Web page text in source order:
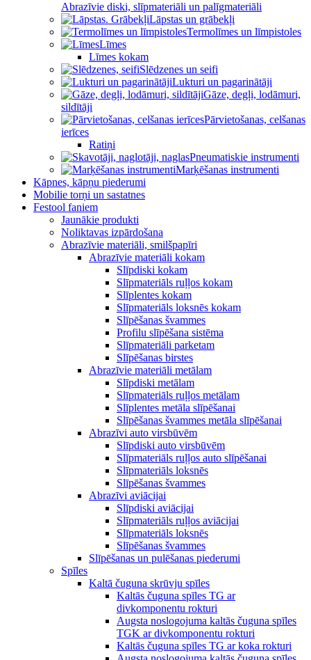
Abrazīvie diski, slīpmateriāli un palīgmateriāli
Lāpstas un grābekļi
Termolīmes un līmpistoles
Līmes
Līmes kokam
Slēdzenes un seifi
Lukturi un pagarinātāji
Gāze, degļi, lodāmuri,
sildītāji
Pārvietošanas, celšanas
ierīces
Ratiņi
Pneumatiskie instrumenti
Marķēšanas instrumenti
Kāpnes, kāpņu piederumi
Mobilie torņi un sastatnes
Festool faniem
Jaunākie produkti
Noliktavas izpārdošana
Abrazīvie materiāli, smilšpapīri
Abrazīvie materiāli kokam
Slīpdiski kokam
Slīpmateriāls ruļļos kokam
Slīplentes kokam
Slīpmateriāls loksnēs kokam
Slīpēšanas švammes
Profilu slīpēšana sistēma
Slīpmateriāli parketam
Slīpēšanas birstes
Abrazīvie materiāli metālam
Slīpdiski metālam
Slīpmateriāls ruļļos metālam
Slīplentes metāla slīpēšanai
Slīpēšanas švammes metāla slīpēšanai
Abrazīvi auto virsbūvēm
Slīpdiski auto virsbūvēm
Slīpmateriāls ruļļos auto slīpēšanai
Slīpmateriāls loksnēs
Slīpēšanas švammes
Abrazīvi aviācijai
Slīpdiski aviācijai
Slīpmateriāls ruļļos aviācijai
Slīpmateriāls loksnēs
Slīpēšanas švammes
Slīpēšanas un pulēšanas piederumi
Spīles
Kaltā čuguna skrūvju spīles
Kaltās čuguna spīles TG ar
divkomponentu rokturi
Augsta noslogojuma kaltās čuguna spīles
TGK ar divkomponentu rokturi
Kaltās čuguna spīles TG ar koka rokturi